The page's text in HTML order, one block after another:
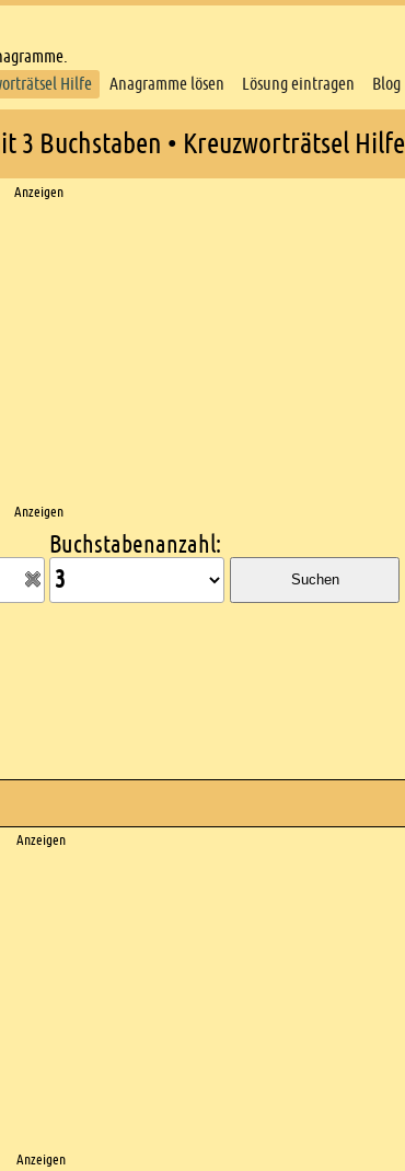
Hilfe
Anagramme lösen Lösung eintragen Blog
3 Buchstaben • Kreuzworträtsel Hilfe
Anzeigen
Anzeigen
Buchstabenanzahl:
Suchen
Anzeigen
Anzeigen